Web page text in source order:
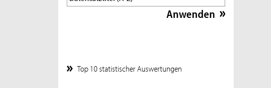
Top 10 statistischer Auswertungen